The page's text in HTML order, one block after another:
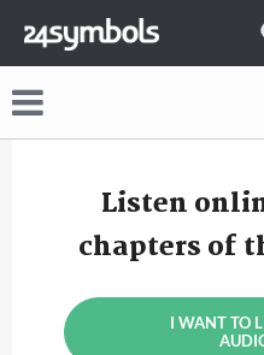
Listen
chapters of
I WANT TO